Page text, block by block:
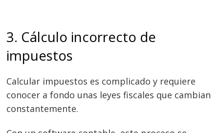
3. Cálculo incorrecto de
impuestos
Calcular impuestos es complicado y requiere
conocer a fondo unas leyes fiscales que cambian
constantemente.